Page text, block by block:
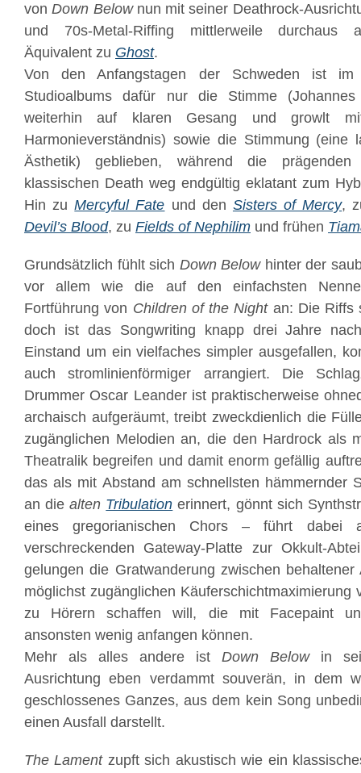
vonDown Belownun mit seiner Deathrock-
und 70s-Metal-Riffing mittlerweile durchaus
Äquivalent zu Ghost.
Von den Anfangstagen der Schweden ist
Studioalbums dafür nur die Stimme (Johannes
weiterhin auf klaren Gesang und growlt mit
Harmonieverständnis) sowie die Stimmung (eine
Ästhetik) geblieben, während die
klassischen Death weg endgültig eklatant zum
Hin zuMercyful Fate und den Sisters of Mercy,
Devil’s Blood, zu Fields of Nephilim und frühen
Grundsätzlich fühlt sich Down Belowhinter der
vor allem wie die auf den einfachsten Nenner
Fortführung von Children of the Nightan: Die Riffs
doch ist das Songwriting knapp drei Jahre
Einstand um ein vielfaches simpler ausgefallen,
auch stromlinienförmiger arrangiert. Die
Drummer Oscar Leander ist praktischerweise
archaisch aufgeräumt, treibt zweckdienlich die
zugänglichen Melodien an, die den Hardrock als
Theatralik begreifen und damit enorm gefällig
das als mit Abstand am schnellsten hämmernder
an diealten Tribulation erinnert, gönnt sich
eines gregorianischen Chors – führt dabei
verschreckenden Gateway-Platte zur Okkult-
gelungen die Gratwanderung zwischen
möglichst zugänglichen Käuferschichtmaximierung
zu Hörern schaffen will, die mit Facepaint
ansonsten wenig anfangen können.
Mehr als alles andere ist Down Belowin
Ausrichtung eben verdammt souverän, in dem
geschlossenes Ganzes, aus dem kein Song
einen Ausfall darstellt.
The Lamentzupft sich akustisch wie ein